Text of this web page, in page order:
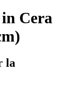
Cera
la